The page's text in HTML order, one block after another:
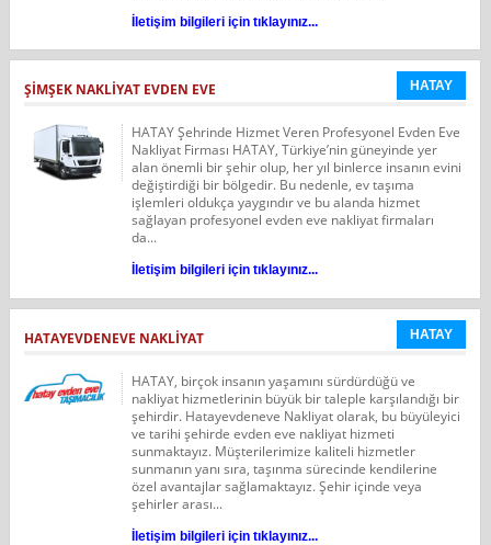
İletişim bilgileri için tıklayınız...
ŞIMŞEK NAKLIYAT EVDEN EVE HATAY
HATAY Şehrinde Hizmet Veren Profesyonel Evden Eve
Nakliyat Firması HATAY, Türkiye’nin güneyinde yer
alan önemli bir şehir olup, her yıl binlerce insanın evini
değiştirdiği bir bölgedir. Bu nedenle, ev taşıma
işlemleri oldukça yaygındır ve bu alanda hizmet
sağlayan profesyonel evden eve nakliyat firmaları
da...
İletişim bilgileri için tıklayınız...
HATAYEVDENEVE NAKLIYAT HATAY
HATAY, birçok insanın yaşamını sürdürdüğü ve
nakliyat hizmetlerinin büyük bir taleple karşılandığı bir
şehirdir. Hatayevdeneve Nakliyat olarak, bu büyüleyici
ve tarihi şehirde evden eve nakliyat hizmeti
sunmaktayız. Müşterilerimize kaliteli hizmetler
sunmanın yanı sıra, taşınma sürecinde kendilerine
özel avantajlar sağlamaktayız. Şehir içinde veya
şehirler arası...
İletişim bilgileri için tıklayınız...